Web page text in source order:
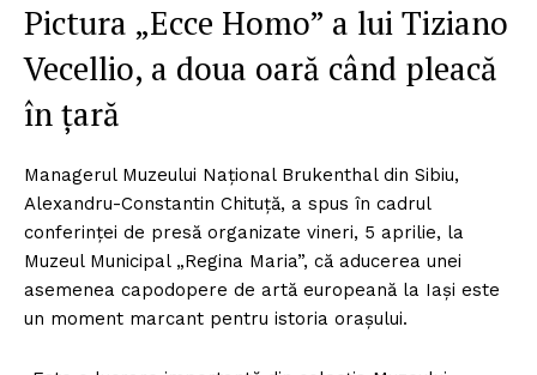
Pictura „Ecce Homo” a lui Tiziano
Vecellio, a doua oară când pleacă
în țară
Managerul Muzeului Național Brukenthal din Sibiu,
Alexandru-Constantin Chituță, a spus în cadrul
conferinței de presă organizate vineri, 5 aprilie, la
Muzeul Municipal „Regina Maria”, că aducerea unei
asemenea capodopere de artă europeană la Iași este
un moment marcant pentru istoria orașului.